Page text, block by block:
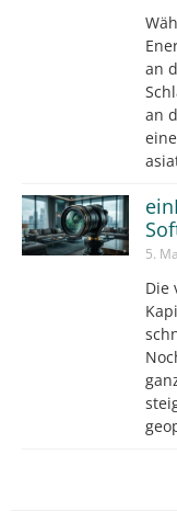
an
an
5.
Die